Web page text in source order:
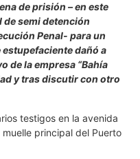
de prisión – en este
semi detención
Penal- para un
dañó a
de la empresa “Bahía
y tras discutir con otro
testigos en la avenida
principal del Puerto